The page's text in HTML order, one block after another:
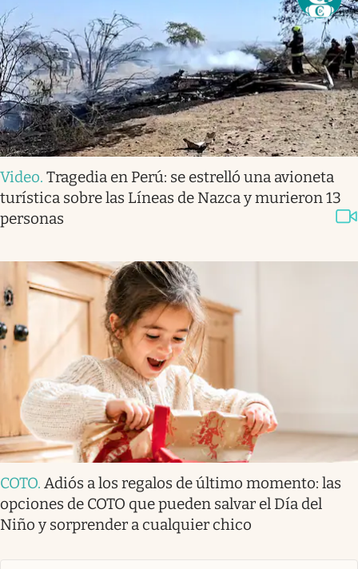
Video. Tragedia en Perú: se estrelló una avioneta
turística sobre las Líneas de Nazca y murieron 13
personas
COTO. Adiós a los regalos de último momento: las
opciones de COTO que pueden salvar el Día del
Niño y sorprender a cualquier chico